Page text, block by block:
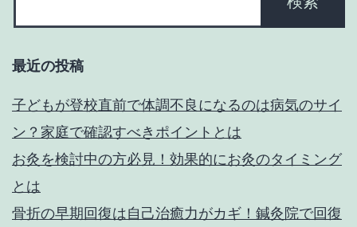
最近の投稿
子どもが登校直前で体調不良になるのは病気のサイ
ン？家庭で確認すべきポイントとは
お灸を検討中の方必見！効果的にお灸のタイミング
とは
骨折の早期回復は自己治癒力がカギ！鍼灸院で回復